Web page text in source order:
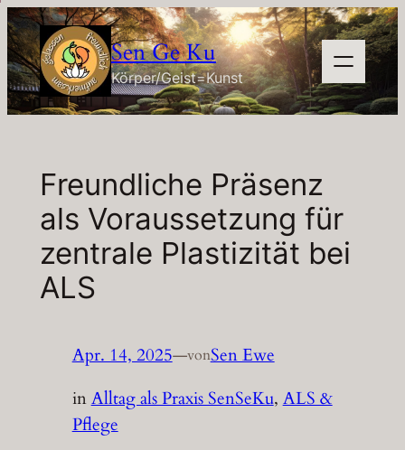
Zum
Inhalt
springen
Sen Ge Ku
Körper/Geist=Kunst
Freundliche Präsenz
als Voraussetzung für
zentrale Plastizität bei
ALS
Apr. 14, 2025—vonSen Ewe
inAlltag als Praxis SenSeKu, ALS &
Pflege